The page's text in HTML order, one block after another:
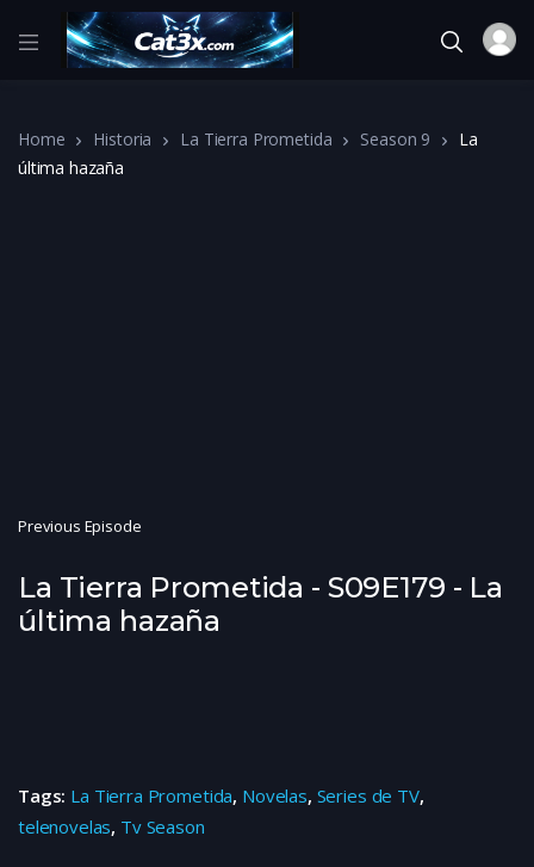
Home Historia La Tierra Prometida Season 9
La
última hazaña
Previous Episode
La Tierra Prometida - S09E179 - La
última hazaña
Tags: La Tierra Prometida, Novelas, Series de TV,
telenovelas, Tv Season